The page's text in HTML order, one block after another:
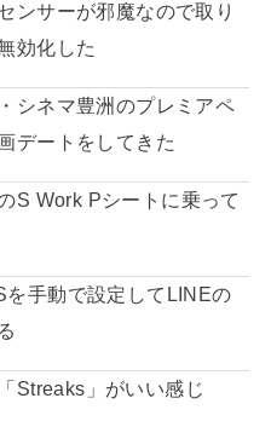
ンサーが邪魔なので取り
効化した
シネマ豊洲のプレミアペ
デートをしてきた
S Work Pシートに乗って
手動で設定してLINEの
Streaks」がいい感じ